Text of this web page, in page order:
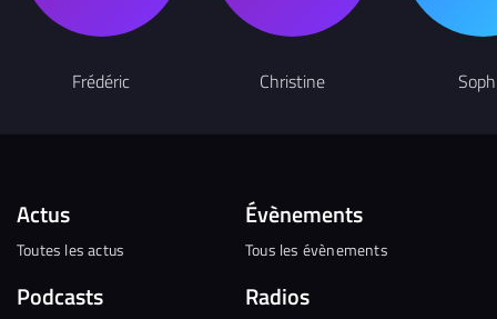
Frédéric Christine
Actus
Toutes les actus
Podcasts
Évènements
Tous les évènements
Radios